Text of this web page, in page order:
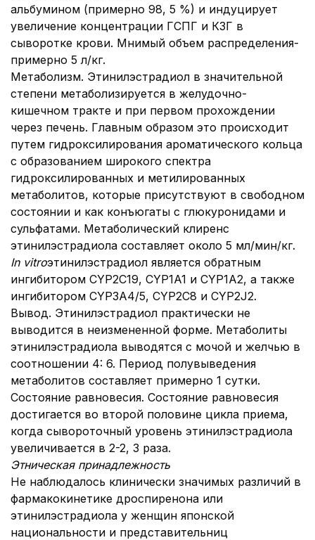
альбумином (примерно 98, 5 %) и индуцирует
увеличение концентрации ГСПГ и КЗГ в
сыворотке крови. Мнимый объем распределения-
примерно 5 л/кг.
Метаболизм. Этинилэстрадиол в значительной
степени метаболизируется в желудочно-
кишечном тракте и при первом прохождении
через печень. Главным образом это происходит
путем гидроксилирования ароматического кольца
с образованием широкого спектра
гидроксилированных и метилированных
метаболитов, которые присутствуют в свободном
состоянии и как конъюгаты с глюкуронидами и
сульфатами. Метаболический клиренс
этинилэстрадиола составляет около 5 мл/мин/кг.
In vitroэтинилэстрадиол является обратным
ингибитором CYP2C19, CYP1A1 и CYP1A2, а также
ингибитором CYP3A4/5, CYP2C8 и CYP2J2.
Вывод. Этинилэстрадиол практически не
выводится в неизмененной форме. Метаболиты
этинилэстрадиола выводятся с мочой и желчью в
соотношении 4: 6. Период полувыведения
метаболитов составляет примерно 1 сутки.
Состояние равновесия. Состояние равновесия
достигается во второй половине цикла приема,
когда сывороточный уровень этинилэстрадиола
увеличивается в 2-2, 3 раза.
Этническая принадлежность
Не наблюдалось клинически значимых различий в
фармакокинетике дроспиренона или
этинилэстрадиола у женщин японской
национальности и представительниц